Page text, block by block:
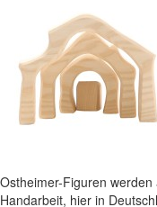
Ostheimer-Figuren
Handarbeit, hier in